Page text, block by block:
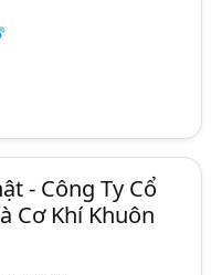
- Công Ty Cổ
Cơ Khí Khuôn